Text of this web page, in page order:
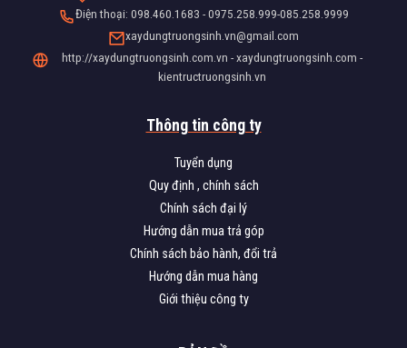
Điện thoại: 098.460.1683 - 0975.258.999-085.258.9999
xaydungtruongsinh.vn@gmail.com
http://xaydungtruongsinh.com.vn - xaydungtruongsinh.com -
kientructruongsinh.vn
Thông tin công ty
Tuyển dụng
Quy định , chính sách
Chính sách đại lý
Hướng dẫn mua trả góp
Chính sách bảo hành, đổi trả
Hướng dẫn mua hàng
Giới thiệu công ty